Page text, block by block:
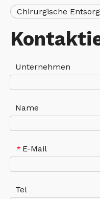
Chirurgische
Unternehmen
Name
* E-Mail
Tel